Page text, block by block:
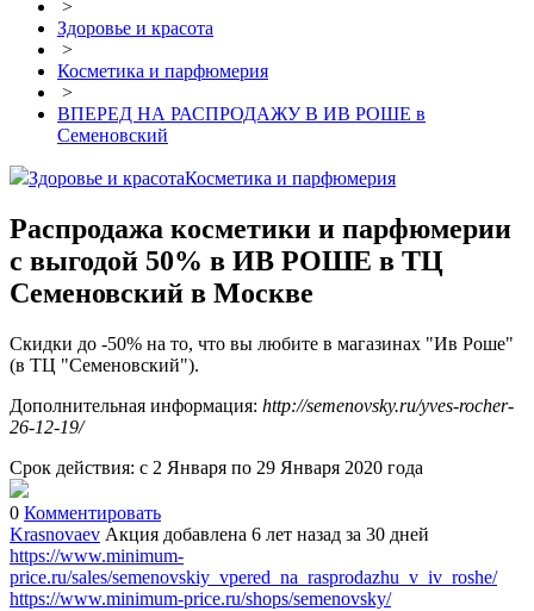
>
Здоровье и красота
>
Косметика и парфюмерия
>
ВПЕРЕД НА РАСПРОДАЖУ В ИВ РОШЕ в
Семеновский
Здоровье и красотаКосметика и парфюмерия
Распродажа косметики и парфюмерии
с выгодой 50% в ИВ РОШЕ в ТЦ
Семеновский в Москве
Скидки до -50% на то, что вы любите в магазинах "Ив Роше"
(в ТЦ "Семеновский").
Дополнительная информация: http://semenovsky.ru/yves-rocher-
26-12-19/
Срок действия: с 2 Января по 29 Января 2020 года
0 Комментировать
Krasnovaev Акция добавлена 6 лет назад за 30 дней
https://www.minimum-
price.ru/sales/semenovskiy_vpered_na_rasprodazhu_v_iv_roshe/
https://www.minimum-price.ru/shops/semenovsky/